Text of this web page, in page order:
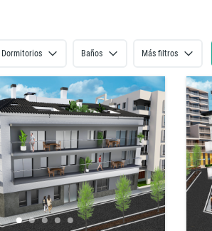
Dormitorios Baños Más filtros